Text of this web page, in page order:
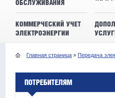
ОБСЛУЖИВАНИЯ
КОММЕРЧЕСКИЙ УЧЕТ
ЭЛЕКТРОЭНЕРГИИ
Главная страница » Передача
ПОТРЕБИТЕЛЯМ